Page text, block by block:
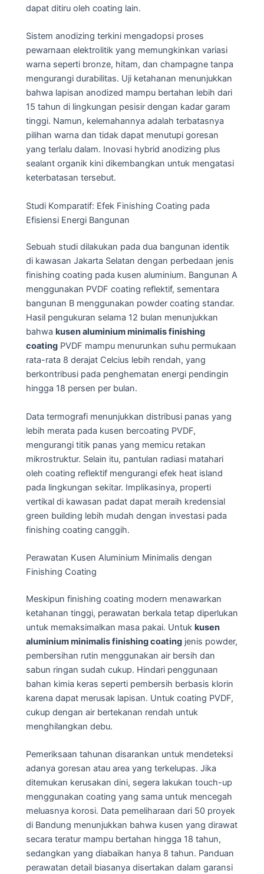
dapat ditiru oleh coating lain.
Sistem anodizing terkini mengadopsi proses
pewarnaan elektrolitik yang memungkinkan variasi
warna seperti bronze, hitam, dan champagne tanpa
mengurangi durabilitas. Uji ketahanan menunjukkan
bahwa lapisan anodized mampu bertahan lebih dari
15 tahun di lingkungan pesisir dengan kadar garam
tinggi. Namun, kelemahannya adalah terbatasnya
pilihan warna dan tidak dapat menutupi goresan
yang terlalu dalam. Inovasi hybrid anodizing plus
sealant organik kini dikembangkan untuk mengatasi
keterbatasan tersebut.
Studi Komparatif: Efek Finishing Coating pada
Efisiensi Energi Bangunan
Sebuah studi dilakukan pada dua bangunan identik
di kawasan Jakarta Selatan dengan perbedaan jenis
finishing coating pada kusen aluminium. Bangunan A
menggunakan PVDF coating reflektif, sementara
bangunan B menggunakan powder coating standar.
Hasil pengukuran selama 12 bulan menunjukkan
bahwa kusen aluminium minimalis finishing
coating PVDF mampu menurunkan suhu permukaan
rata-rata 8 derajat Celcius lebih rendah, yang
berkontribusi pada penghematan energi pendingin
hingga 18 persen per bulan.
Data termografi menunjukkan distribusi panas yang
lebih merata pada kusen bercoating PVDF,
mengurangi titik panas yang memicu retakan
mikrostruktur. Selain itu, pantulan radiasi matahari
oleh coating reflektif mengurangi efek heat island
pada lingkungan sekitar. Implikasinya, properti
vertikal di kawasan padat dapat meraih kredensial
green building lebih mudah dengan investasi pada
finishing coating canggih.
Perawatan Kusen Aluminium Minimalis dengan
Finishing Coating
Meskipun finishing coating modern menawarkan
ketahanan tinggi, perawatan berkala tetap diperlukan
untuk memaksimalkan masa pakai. Untuk kusen
aluminium minimalis finishing coating jenis powder,
pembersihan rutin menggunakan air bersih dan
sabun ringan sudah cukup. Hindari penggunaan
bahan kimia keras seperti pembersih berbasis klorin
karena dapat merusak lapisan. Untuk coating PVDF,
cukup dengan air bertekanan rendah untuk
menghilangkan debu.
Pemeriksaan tahunan disarankan untuk mendeteksi
adanya goresan atau area yang terkelupas. Jika
ditemukan kerusakan dini, segera lakukan touch-up
menggunakan coating yang sama untuk mencegah
meluasnya korosi. Data pemeliharaan dari 50 proyek
di Bandung menunjukkan bahwa kusen yang dirawat
secara teratur mampu bertahan hingga 18 tahun,
sedangkan yang diabaikan hanya 8 tahun. Panduan
perawatan detail biasanya disertakan dalam garansi